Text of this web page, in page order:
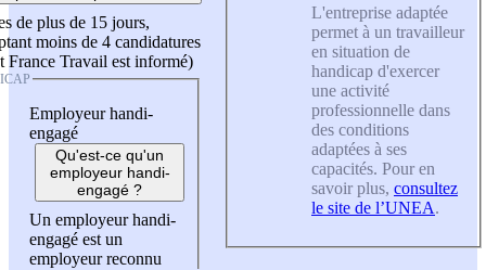
de plus de 15 jours,
moins de 4 candidatures
France Travail est informé)
Employeur handi-
engagé
Qu'est-ce qu'un
employeur handi-
engagé ?
Un employeur handi-
engagé est un
employeur reconnu
L'entreprise adaptée
permet à un travailleur
en situation de
handicap d'exercer
une activité
professionnelle dans
des conditions
adaptées à ses
capacités. Pour en
savoir plus, consultez
le site de l’UNEA.